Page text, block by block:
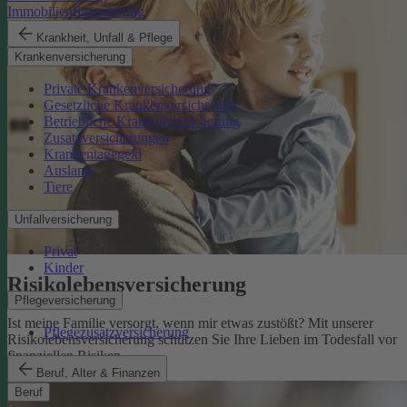
Immobilienfinanzierung
Krankheit, Unfall & Pflege
Krankenversicherung
Private Krankenversicherung
Gesetzliche Krankenversicherung
Betriebliche Krankenversicherung
Zusatzversicherungen
Krankentagegeld
Ausland
Tiere
Unfallversicherung
Privat
Kinder
Pflegeversicherung
Pflegezusatzversicherung
Beruf, Alter & Finanzen
Beruf
Risikolebens­versicherung
Ist meine Familie versorgt, wenn mir etwas zustößt? Mit unserer
Risikolebensversicherung schützen Sie Ihre Lieben im Todesfall vor
finanziellen Risiken.
Risikolebensversicherung